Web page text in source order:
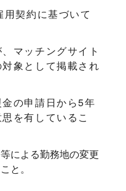
契約に基づいて
マッチングサイト
象として掲載され
の申請日から5年
を有しているこ
による勤務地の変更
と。